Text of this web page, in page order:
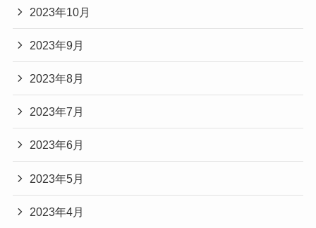
2023年10月
2023年9月
2023年8月
2023年7月
2023年6月
2023年5月
2023年4月